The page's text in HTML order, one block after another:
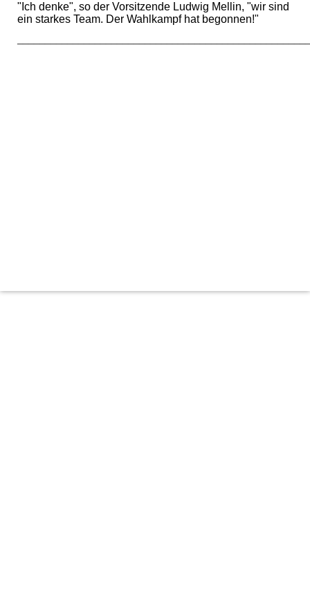
"Ich denke", so der Vorsitzende Ludwig Mellin, "wir sind
ein starkes Team. Der Wahlkampf hat begonnen!"